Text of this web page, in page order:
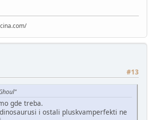
#13
gde treba.
i ostali pluskvamperfekti ne